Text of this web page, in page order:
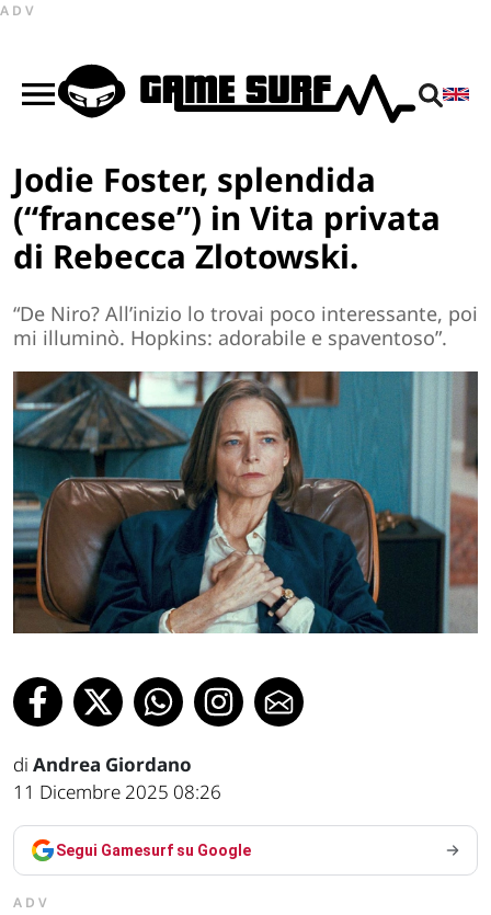
ADV
Jodie Foster, splendida
(“francese”) in Vita privata
di Rebecca Zlotowski.
“De Niro? All’inizio lo trovai poco interessante, poi
mi illuminò. Hopkins: adorabile e spaventoso”.
di Andrea Giordano
11 Dicembre 2025 08:26
Segui Gamesurf su Google
ADV